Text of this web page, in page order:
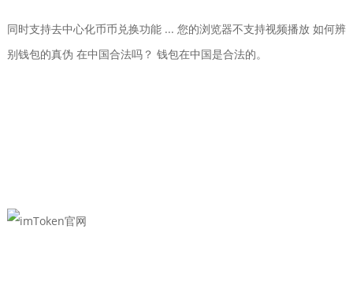
同时支持去中心化币币兑换功能 ... 您的浏览器不支持视频播放 如何辨
别钱包的真伪 在中国合法吗？ 钱包在中国是合法的。